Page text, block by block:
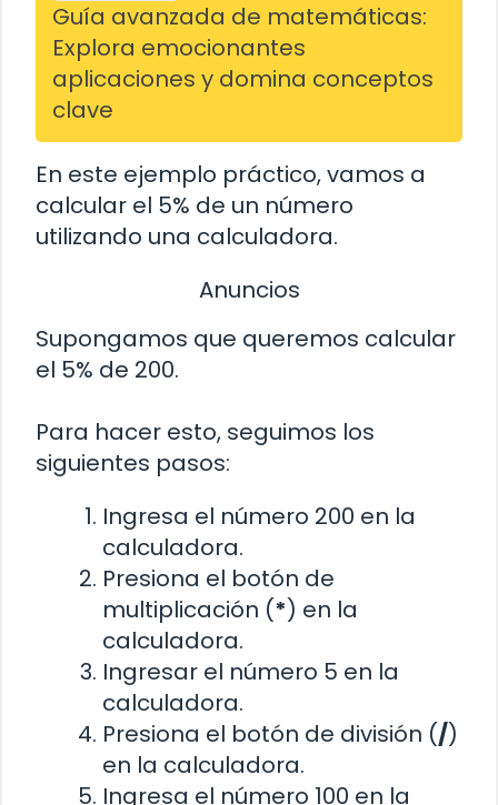
Guía avanzada de matemáticas:
Explora emocionantes
aplicaciones y domina conceptos
clave
En este ejemplo práctico, vamos a
calcular el 5% de un número
utilizando una calculadora.
Anuncios
Supongamos que queremos calcular
el 5% de 200.
Para hacer esto, seguimos los
siguientes pasos:
Ingresa el número 200 en la
calculadora.
Presiona el botón de
multiplicación (*) en la
calculadora.
Ingresar el número 5 en la
calculadora.
Presiona el botón de división (/)
en la calculadora.
Ingresa el número 100 en la